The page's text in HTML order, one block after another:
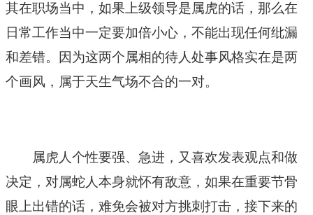
其在职场当中，如果上级领导是属虎的话，那么在
日常工作当中一定要加倍小心，不能出现任何纰漏
和差错。因为这两个属相的待人处事风格实在是两
个画风，属于天生气场不合的一对。
属虎人个性要强、急进，又喜欢发表观点和做
决定，对属蛇人本身就怀有敌意，如果在重要节骨
眼上出错的话，难免会被对方挑刺打击，接下来的